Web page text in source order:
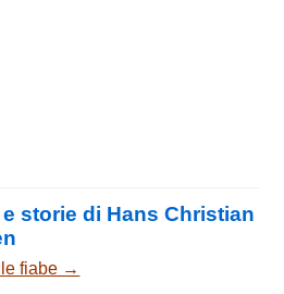
storie di Hans Christian
fiabe →